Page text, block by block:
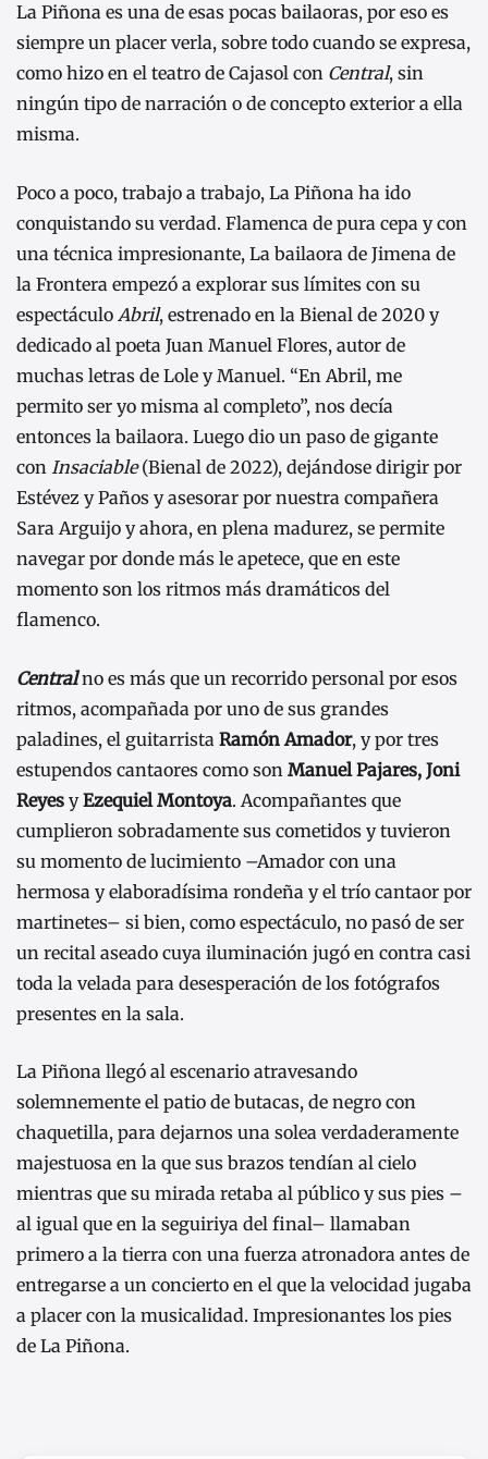
La Piñona es una de esas pocas bailaoras, por eso es
siempre un placer verla, sobre todo cuando se expresa,
como hizo en el teatro de Cajasol con Central, sin
ningún tipo de narración o de concepto exterior a ella
misma.
Poco a poco, trabajo a trabajo, La Piñona ha ido
conquistando su verdad. Flamenca de pura cepa y con
una técnica impresionante, La bailaora de Jimena de
la Frontera empezó a explorar sus límites con su
espectáculo Abril, estrenado en la Bienal de 2020 y
dedicado al poeta Juan Manuel Flores, autor de
muchas letras de Lole y Manuel. “En Abril, me
permito ser yo misma al completo”, nos decía
entonces la bailaora. Luego dio un paso de gigante
con Insaciable(Bienal de 2022), dejándose dirigir por
Estévez y Paños y asesorar por nuestra compañera
Sara Arguijo y ahora, en plena madurez, se permite
navegar por donde más le apetece, que en este
momento son los ritmos más dramáticos del
flamenco.
Centralno es más que un recorrido personal por esos
ritmos, acompañada por uno de sus grandes
paladines, el guitarrista Ramón Amador, y por tres
estupendos cantaores como son Manuel Pajares, Joni
Reyes yEzequiel Montoya. Acompañantes que
cumplieron sobradamente sus cometidos y tuvieron
su momento de lucimiento –Amador con una
hermosa y elaboradísima rondeña y el trío cantaor por
martinetes– si bien, como espectáculo, no pasó de ser
un recital aseado cuya iluminación jugó en contra casi
toda la velada para desesperación de los fotógrafos
presentes en la sala.
La Piñona llegó al escenario atravesando
solemnemente el patio de butacas, de negro con
chaquetilla, para dejarnos una solea verdaderamente
majestuosa en la que sus brazos tendían al cielo
mientras que su mirada retaba al público y sus pies –
al igual que en la seguiriya del final– llamaban
primero a la tierra con una fuerza atronadora antes de
entregarse a un concierto en el que la velocidad jugaba
a placer con la musicalidad. Impresionantes los pies
de La Piñona.